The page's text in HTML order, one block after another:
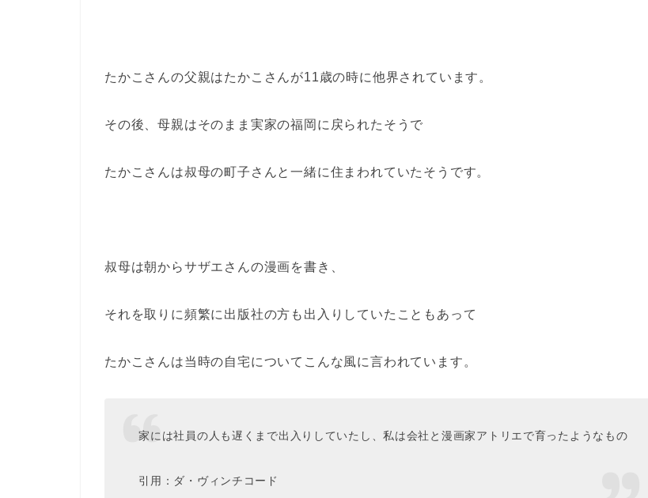
たかこさんの父親はたかこさんが11歳の時に他界されています。
その後、母親はそのまま実家の福岡に戻られたそうで
たかこさんは叔母の町子さんと一緒に住まわれていたそうです。
叔母は朝からサザエさんの漫画を書き、
それを取りに頻繁に出版社の方も出入りしていたこともあって
たかこさんは当時の自宅についてこんな風に言われています。
家には社員の人も遅くまで出入りしていたし、私は会社と漫画家アトリエで育ったようなもの
引用：ダ・ヴィンチコード